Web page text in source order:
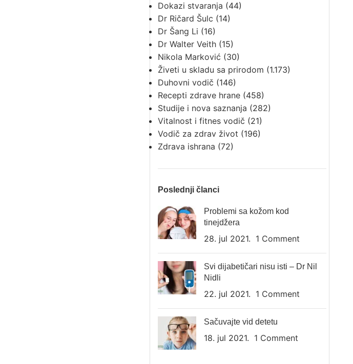
Dokazi stvaranja (44)
Dr Ričard Šulc (14)
Dr Šang Li (16)
Dr Walter Veith(15)
Nikola Marković (30)
Živeti u skladu sa prirodom (1.173)
Duhovni vodič (146)
Recepti zdrave hrane(458)
Studije i nova saznanja (282)
Vitalnost i fitnes vodič (21)
Vodič za zdrav život (196)
Zdrava ishrana (72)
Poslednji članci
Problemi sa kožom kod
tinejdžera
28. jul 2021. 1 Comment
Svi dijabetičari nisu isti – Dr Nil
Nidli
22. jul 2021. 1 Comment
Sačuvajte vid detetu
18. jul 2021. 1 Comment